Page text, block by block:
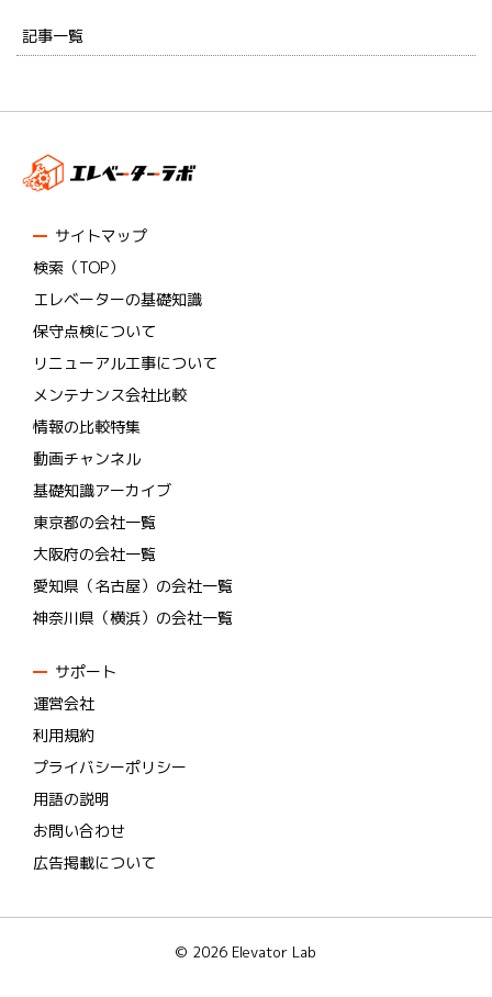
記事一覧
サイトマップ
検索（TOP）
エレベーターの基礎知識
保守点検について
リニューアル工事について
メンテナンス会社比較
情報の比較特集
動画チャンネル
基礎知識アーカイブ
東京都の会社一覧
大阪府の会社一覧
愛知県（名古屋）の会社一覧
神奈川県（横浜）の会社一覧
サポート
運営会社
利用規約
プライバシーポリシー
用語の説明
お問い合わせ
広告掲載について
© 2026 Elevator Lab